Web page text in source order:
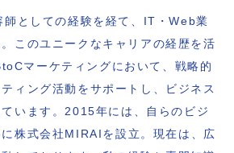
としての経験を経て、IT・Web業
このユニークなキャリアの経歴を活
マーケティングにおいて、戦略的
ィング活動をサポートし、ビジネス
います。2015年には、自らのビジ
株式会社MIRAIを設立。現在は、広